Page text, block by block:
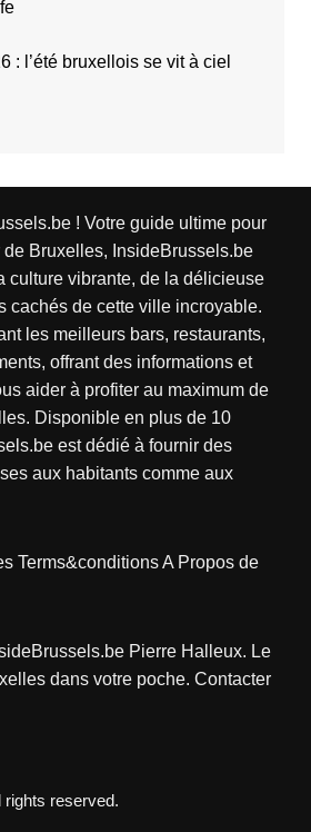
: l’été bruxellois se vit à ciel
! Votre guide ultime pour
Bruxelles, InsideBrussels.be
culture vibrante, de la délicieuse
cachés de cette ville incroyable.
les meilleurs bars, restaurants,
offrant des informations et
aider à profiter au maximum de
Disponible en plus de 10
est dédié à fournir des
aux habitants comme aux
Terms&conditionsA Propos de
Pierre Halleux. Le
dans votre poche. Contacter
reserved.